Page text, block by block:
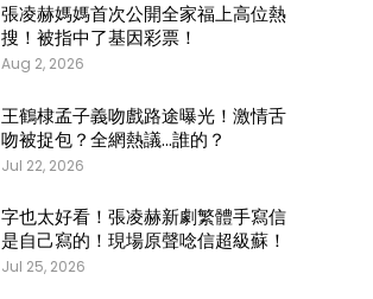
張凌赫媽媽首次公開全家福上高位熱
搜！被指中了基因彩票！
Aug 2, 2026
王鶴棣孟子義吻戲路途曝光！激情舌
吻被捉包？全網熱議…誰的？
Jul 22, 2026
字也太好看！張凌赫新劇繁體手寫信
是自己寫的！現場原聲唸信超級蘇！
Jul 25, 2026